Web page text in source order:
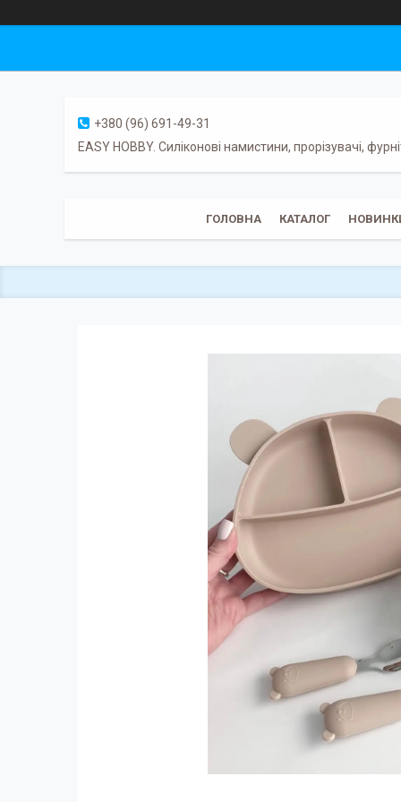
+380 (96) 691-49-31
EASY HOBBY. Силіконові намистини, прорізувачі,
ГОЛОВНА КАТАЛОГ